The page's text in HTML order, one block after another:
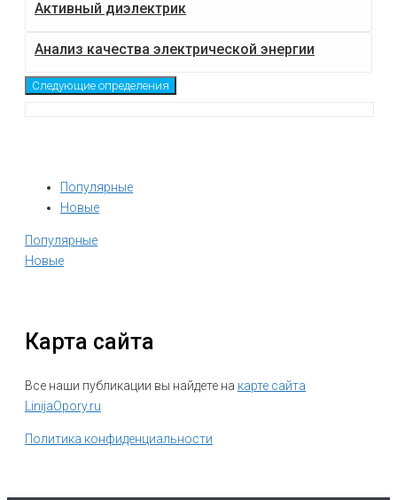
Активный диэлектрик
Анализ качества электрической энергии
Следующие определения
Популярные
Новые
Популярные
Новые
Карта сайта
Все наши публикации вы найдете на карте сайта
LinijaOpory.ru
Политика конфиденциальности